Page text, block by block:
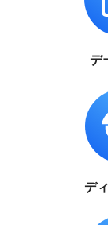
デ
デ